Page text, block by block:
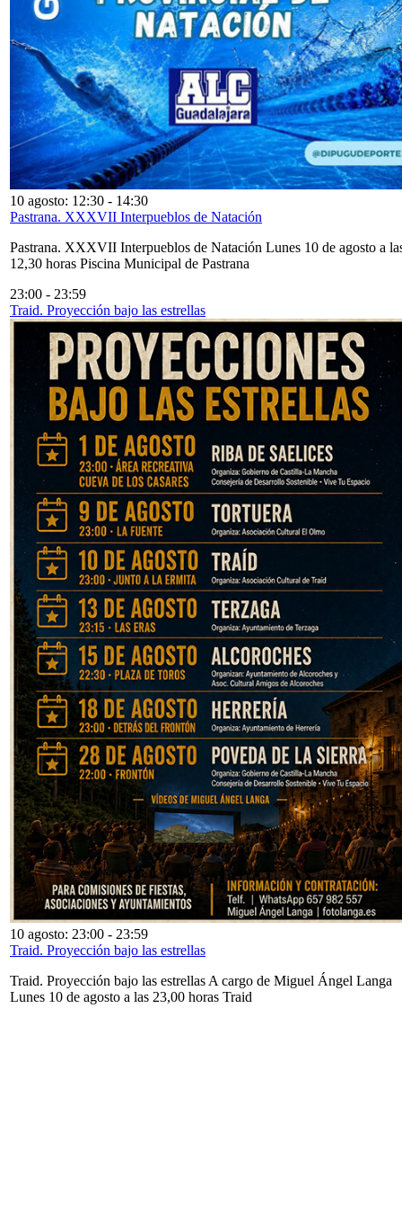
10 agosto: 12:30 - 14:30
Pastrana. XXXVII Interpueblos de Natación
Pastrana. XXXVII Interpueblos de Natación Lunes 10 de agosto a
12,30 horas Piscina Municipal de Pastrana
23:00 - 23:59
Traid. Proyección bajo las estrellas
10 agosto: 23:00 - 23:59
Traid. Proyección bajo las estrellas
Traid. Proyección bajo las estrellas A cargo de Miguel Ángel Langa
Lunes 10 de agosto a las 23,00 horas Traid